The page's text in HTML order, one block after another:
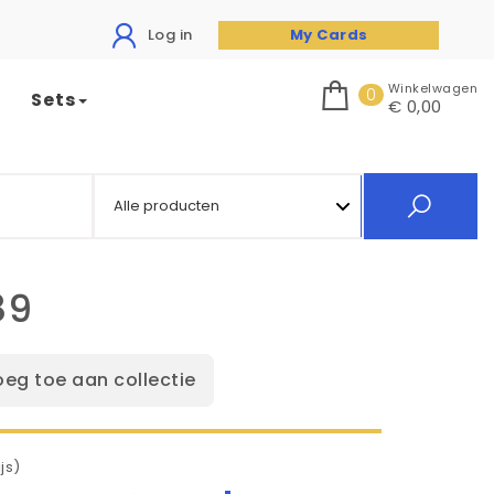
Log in My Cards
Sets 0 Winkelwagen
€ 0,00
toe aan collectie